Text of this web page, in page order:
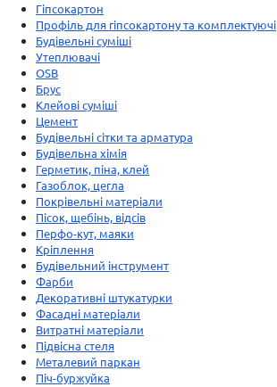
Гіпсокартон
Профіль для гіпсокартону та комплектуючі
Будівельні суміші
Утеплювачі
OSB
Брус
Клейові суміші
Цемент
Будівельні сітки та арматура
Будівельна хімія
Герметик, піна, клей
Газоблок, цегла
Покрівельні матеріали
Пісок, щебінь, відсів
Перфо-кут, маяки
Кріплення
Будівельний інструмент
Фарби
Декоративні штукатурки
Фасадні матеріали
Витратні матеріали
Підвісна стеля
Металевий паркан
Піч-буржуйка